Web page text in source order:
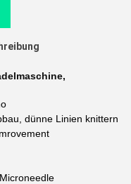
,
dünne Linien knittern